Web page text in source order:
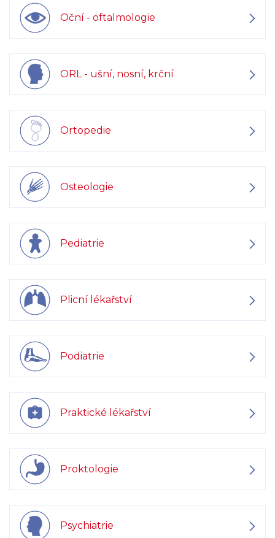
Oční - oftalmologie
ORL - ušní, nosní, krční
Ortopedie
Osteologie
Pediatrie
Plicní lékařství
Podiatrie
Praktické lékařství
Proktologie
Psychiatrie